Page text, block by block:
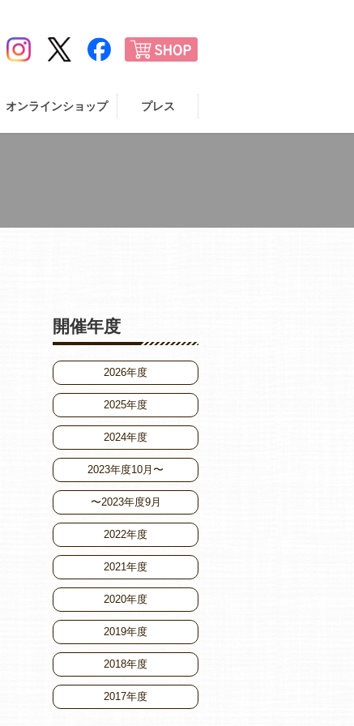
オンラインショップ プレス
開催年度
2026年度
2025年度
2024年度
2023年度10月〜
〜2023年度9月
2022年度
2021年度
2020年度
2019年度
2018年度
2017年度